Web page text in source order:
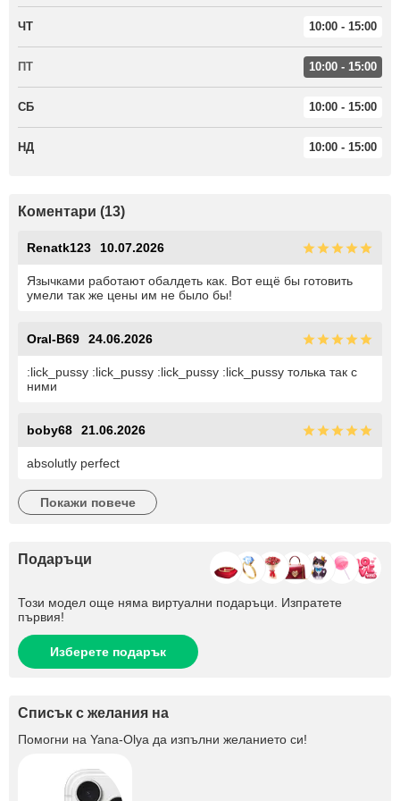
ЧТ 10:00 - 15:00
ПТ 10:00 - 15:00
СБ 10:00 - 15:00
НД 10:00 - 15:00
Коментари (13)
Renatk123 10.07.2026
Язычками работают обалдеть как. Вот ещё бы готовить
умели так же цены им не было бы!
Oral-B69 24.06.2026
:lick_pussy :lick_pussy :lick_pussy :lick_pussy толька так с
ними
boby68 21.06.2026
absolutly perfect
покажи повече
Подаръци
Този модел още няма виртуални подаръци. Изпратете
първия!
Изберете подарък
Списък с желания на
Помогни на Yana-Olya да изпълни желанието си!